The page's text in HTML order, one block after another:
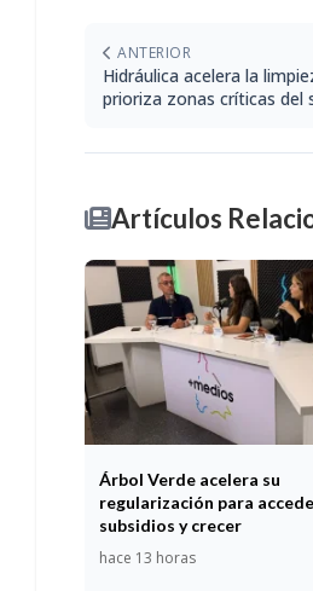
ANTERIOR
Hidráulica acelera la
prioriza zonas críticas del
Artículos
Árbol Verde acelera su
regularización para
subsidios y crecer
hace 13 horas